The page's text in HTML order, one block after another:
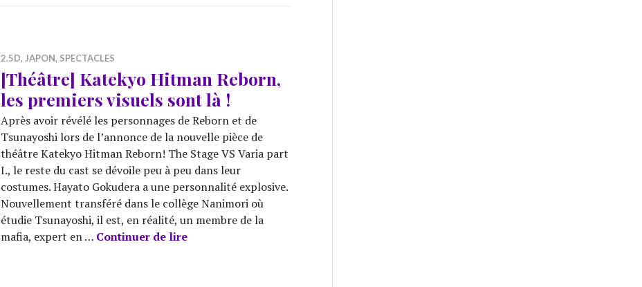
2.5D, JAPON, SPECTACLES
[Théâtre] Katekyo Hitman Reborn,
les premiers visuels sont là !
Après avoir révélé les personnages de Reborn et de
Tsunayoshi lors de l’annonce de la nouvelle pièce de
théâtre Katekyo Hitman Reborn! The Stage VS Varia part
I., le reste du cast se dévoile peu à peu dans leur
costumes. Hayato Gokudera a une personnalité explosive.
Nouvellement transféré dans le collège Nanimori où
étudie Tsunayoshi, il est, en réalité, un membre de la
mafia, expert en … Continuer de lire[Théâtre] Katekyo Hitman Reborn, les premiers visuels sont là !